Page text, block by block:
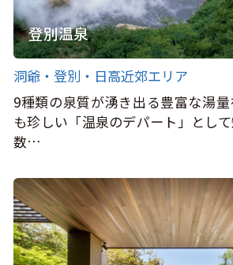
登別温泉
洞爺・登別・日高近郊エリア
9種類の泉質が湧き出る豊富な湯
も珍しい「温泉のデパート」とし
数…